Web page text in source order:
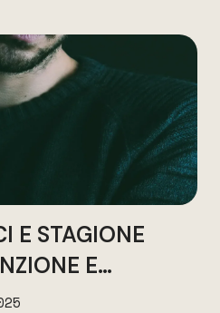
E STAGIONE
E